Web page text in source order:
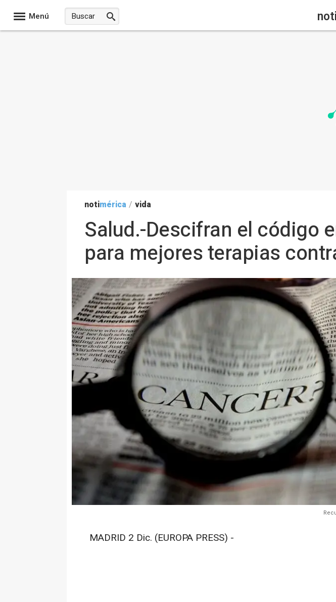
Menú noti
notimérica / vida
Salud.-Descifran el código
para mejores terapias
MADRID 2 Dic. (EUROPA PRESS) -